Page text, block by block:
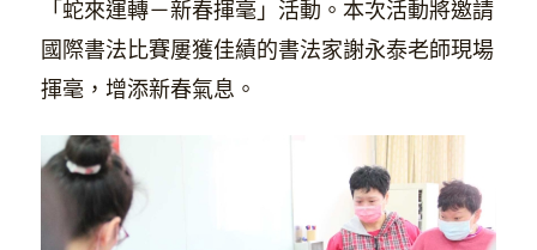
「蛇來運轉－新春揮毫」活動。本次活動將邀請
國際書法比賽屢獲佳績的書法家謝永泰老師現場
揮毫，增添新春氣息。